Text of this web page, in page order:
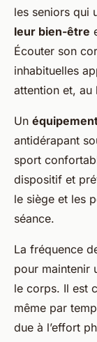
les seniors qui
leur bien-être
Écouter son
inhabituelles
attention et, au
Un
antidérapant
sport
dispositif et
le siège et les
séance.
La fréquence
pour maintenir
le corps. Il est
même par
due à l’effort